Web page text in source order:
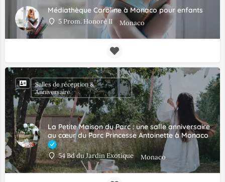
Médiathèque Caroline à Monaco pour enfants
5 Prom. Honoré II Monaco
La Petite Maison du Parc : une salle anniversaire
au cœur du Parc Princesse Antoinette à Monaco
54 Bd du Jardin Exotique Monaco
Salles de réception &
Anniversaire